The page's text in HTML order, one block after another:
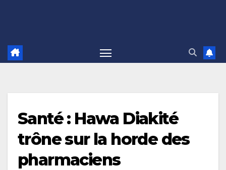
Santé : Hawa Diakité
trône sur la horde des
pharmaciens